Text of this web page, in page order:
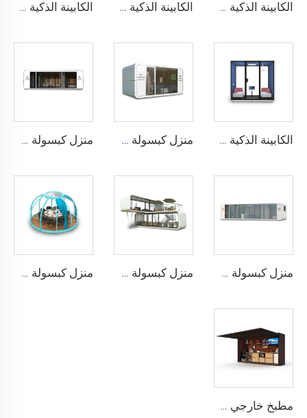
الكابينة الذكية والعازلة للصوت لشخص واحد - سلسلة Cyspace Y PRO الكابينة الذكية والعازلة للصوت لشخصين - سلسلة Cyspace Y PRO الكابينة الذكية والعازلة للصوت لـ 4 أشخاص - سلسلة Cyspace Y PRO
الكابينة الذكية والعازلة للصوت لستة أشخاص - سلسلة Cyspace Y PRO منزل كبسولة APPLE CABIN - سلسلة Cyspace A6 منزل كبسولة APPLE CABIN - سلسلة Cyspace A9
منزل كبسولة APPLE CABIN - سلسلة Cyspace A12 منزل كبسولة APPLE CABIN - سلسلة مزدوجة الطابق منزل كبسولة PC Star Room
مطبخ خارجي CYSPACE